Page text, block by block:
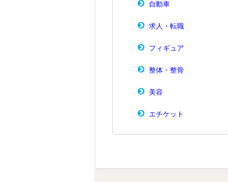
自動車
求人・転職
フィギュア
整体・整骨
美容
エチケット